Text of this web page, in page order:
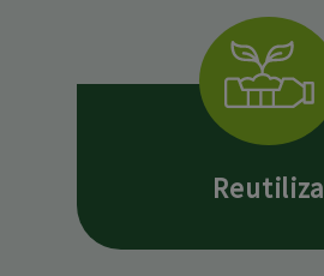
Reutiliza